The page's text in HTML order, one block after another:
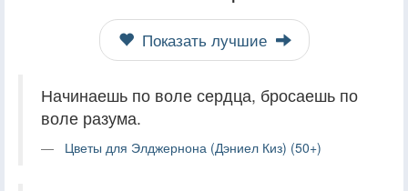
Показать лучшие
Начинаешь по воле сердца, бросаешь по
воле разума.
Цветы для Элджернона (Дэниел Киз) (50+)